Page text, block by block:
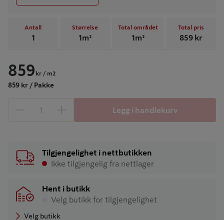
Antall
1
Størrelse
1m²
Total området
1m²
Total pris
859 kr
859 kr / m2
859 kr / Pakke
1 produkter
Legg i handlekurv
Tilgjengelighet i nettbutikken
Ikke tilgjengelig fra nettlager
Hent i butikk
Velg butikk for tilgjengelighet
Velg butikk